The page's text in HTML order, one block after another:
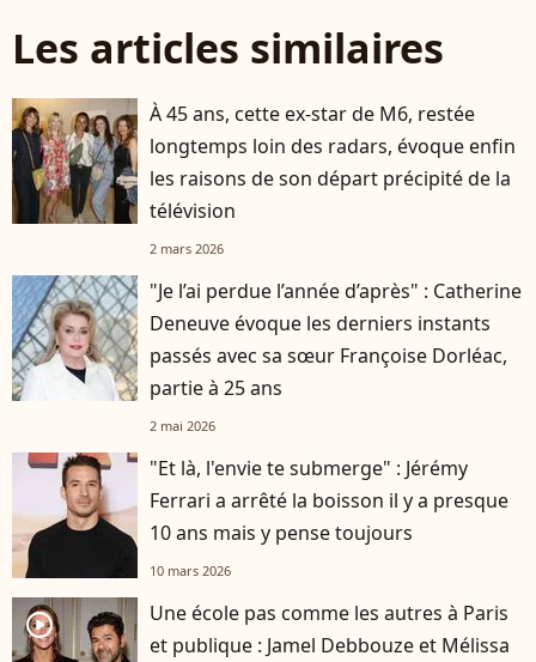
Les articles similaires
À 45 ans, cette ex-star de M6, restée
longtemps loin des radars, évoque enfin
les raisons de son départ précipité de la
télévision
2 mars 2026
"Je l’ai perdue l’année d’après" : Catherine
Deneuve évoque les derniers instants
passés avec sa sœur Françoise Dorléac,
partie à 25 ans
2 mai 2026
"Et là, l'envie te submerge" : Jérémy
Ferrari a arrêté la boisson il y a presque
10 ans mais y pense toujours
10 mars 2026
player2
Une école pas comme les autres à Paris
et publique : Jamel Debbouze et Mélissa